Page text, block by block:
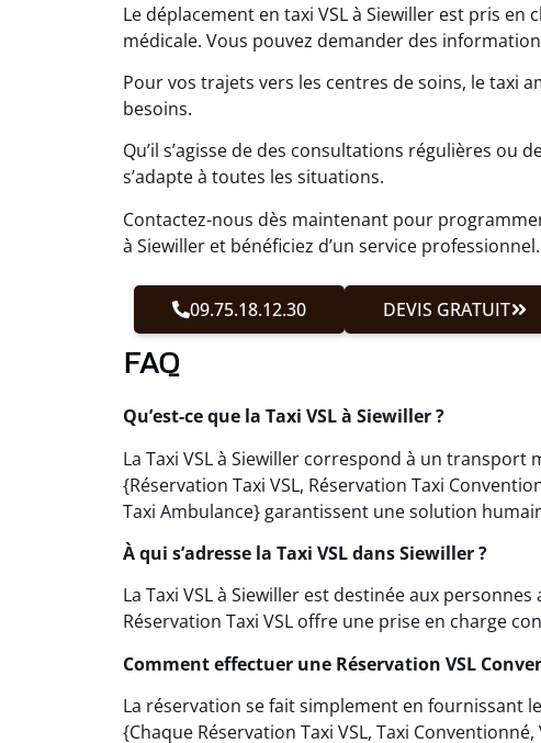
Le déplacement en taxi VSL à Siewiller est pris
médicale. Vous pouvez demander des
Pour vos trajets vers les centres de soins, le taxi
besoins.
Qu’il s’agisse de des consultations régulières ou
s’adapte à toutes les situations.
Contactez-nous dès maintenant pour
à Siewiller et bénéficiez d’un service professionnel.
09.75.18.12.30 DEVIS GRATUIT
FAQ
Qu’est-ce que la Taxi VSL à Siewiller ?
La Taxi VSL à Siewiller correspond à un
{Réservation Taxi VSL, Réservation Taxi
Taxi Ambulance} garantissent une solution
À qui s’adresse la Taxi VSL dans Siewiller ?
La Taxi VSL à Siewiller est destinée aux
Réservation Taxi VSL offre une prise en charge
Comment effectuer une Réservation VSL
La réservation se fait simplement en fournissant
{Chaque Réservation Taxi VSL, Taxi